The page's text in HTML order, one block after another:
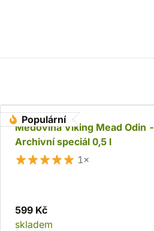
Populární
Medovina Viking Mead Odin -
Archivní speciál 0,5 l
1×
599 Kč
skladem